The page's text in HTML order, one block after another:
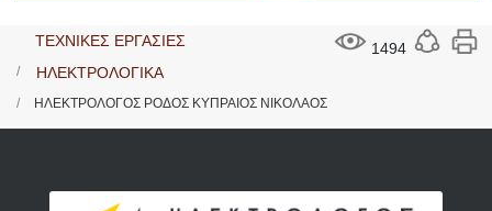
1494
ΤΕΧΝΙΚΕΣ ΕΡΓΑΣΙΕΣ
ΗΛΕΚΤΡΟΛΟΓΙΚΑ
ΗΛΕΚΤΡΟΛΟΓΟΣ ΡΟΔΟΣ ΚΥΠΡΑΙΟΣ ΝΙΚΟΛΑΟΣ